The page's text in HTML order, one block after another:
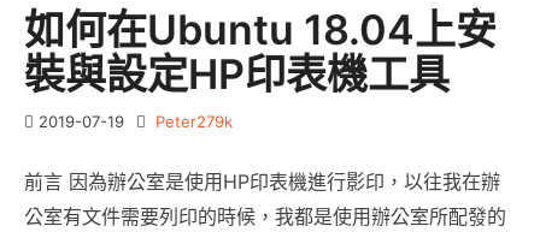
如何在Ubuntu 18.04上安
裝與設定HP印表機工具
2019-07-19 Peter279k
前言 因為辦公室是使用HP印表機進行影印，以往我在辦
公室有文件需要列印的時候，我都是使用辦公室所配發的